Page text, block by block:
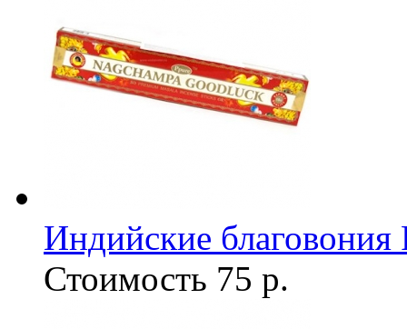
Индийские
Стоимость 75 р.